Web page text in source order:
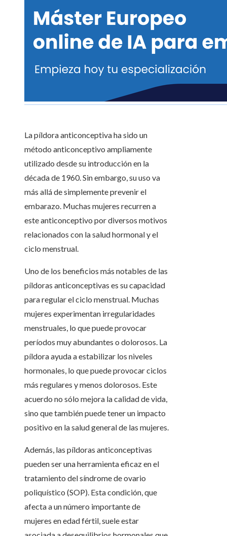
La píldora anticonceptiva ha sido un
método anticonceptivo ampliamente
utilizado desde su introducción en la
década de 1960. Sin embargo, su uso va
más allá de simplemente prevenir el
embarazo. Muchas mujeres recurren a
este anticonceptivo por diversos motivos
relacionados con la salud hormonal y el
ciclo menstrual.
Uno de los beneficios más notables de las
píldoras anticonceptivas es su capacidad
para regular el ciclo menstrual. Muchas
mujeres experimentan irregularidades
menstruales, lo que puede provocar
períodos muy abundantes o dolorosos. La
píldora ayuda a estabilizar los niveles
hormonales, lo que puede provocar ciclos
más regulares y menos dolorosos. Este
acuerdo no sólo mejora la calidad de vida,
sino que también puede tener un impacto
positivo en la salud general de las mujeres.
Además, las píldoras anticonceptivas
pueden ser una herramienta eficaz en el
tratamiento del síndrome de ovario
poliquístico (SOP). Esta condición, que
afecta a un número importante de
mujeres en edad fértil, suele estar